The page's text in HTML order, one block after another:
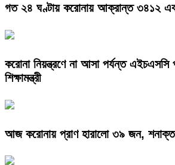
গত ২৪ ঘণ্টায় করোনায় আক্রান্ত ৩৪১২
করোনা নিয়ন্ত্রণে না আসা পর্যন্ত এইচএসসি
শিক্ষামন্ত্রী
আজ করোনায় প্রাণ হারালো ৩৯ জন,